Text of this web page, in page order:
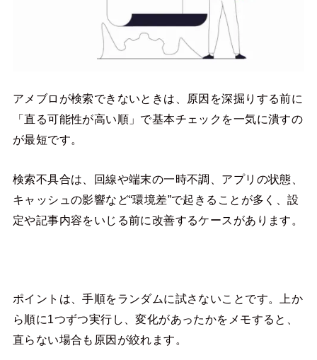
アメブロが検索できないときは、原因を深掘りする前に
「直る可能性が高い順」で基本チェックを一気に潰すの
が最短です。
検索不具合は、回線や端末の一時不調、アプリの状態、
キャッシュの影響など“環境差”で起きることが多く、設
定や記事内容をいじる前に改善するケースがあります。
ポイントは、手順をランダムに試さないことです。上か
ら順に1つずつ実行し、変化があったかをメモすると、
直らない場合も原因が絞れます。